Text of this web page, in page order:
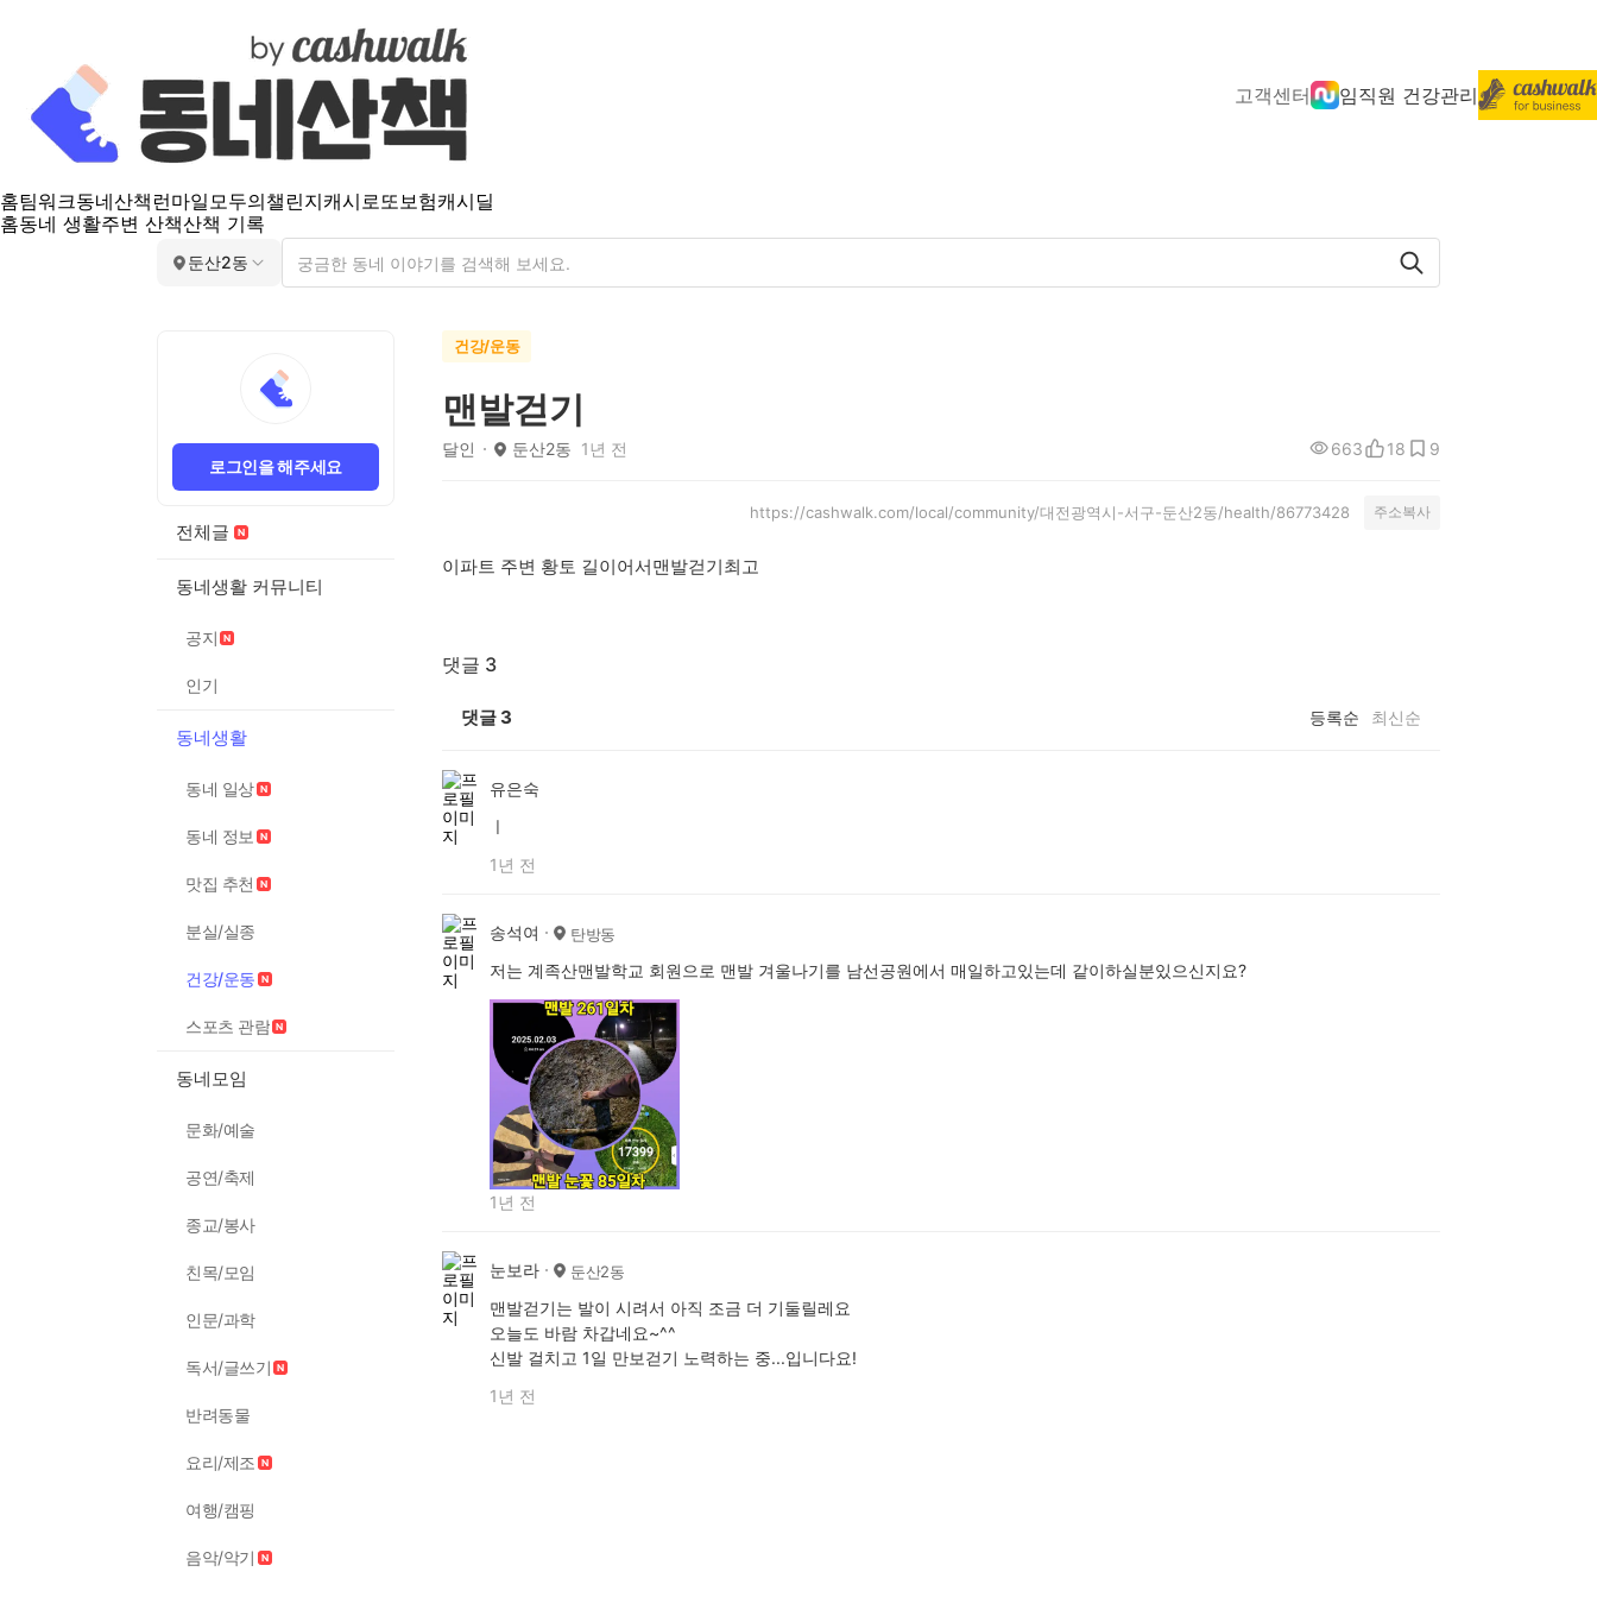
고객센터 임직원 건강관리
홈팀워크동네산책 런마일모두의챌린지캐시로또보험캐시딜
홈동네 생활주변 산책산책 기록
둔산2동
로그인을 해주세요
전체글
동네생활 커뮤니티
공지
인기
동네생활
동네 일상
동네 정보
맛집 추천
분실/실종
건강/운동
스포츠 관람
동네모임
문화/예술
공연/축제
종교/봉사
친목/모임
인문/과학
독서/글쓰기
반려동물
요리/제조
여행/캠핑
음악/악기
건강/운동
맨발걷기
달인 둔산2동 1년 전 663 18 9
https://cashwalk.com/local/community/대전광역시-서구-둔산2동/health/86773428 주소복사
이파트 주변 황토 길이어서맨발걷기최고
댓글 3
댓글 3 등록순 최신순
유은숙
ㅣ
1년 전
송석여 탄방동
저는 계족산맨발학교 회원으로 맨발 겨울나기를 남선공원에서 매일하고있는데 같이하실분있으신지요?
1년 전
눈보라 둔산2동
맨발걷기는 발이 시려서 아직 조금 더 기둘릴레요
오늘도 바람 차갑네요~^^
신발 걸치고 1일 만보걷기 노력하는 중...입니다요!
1년 전